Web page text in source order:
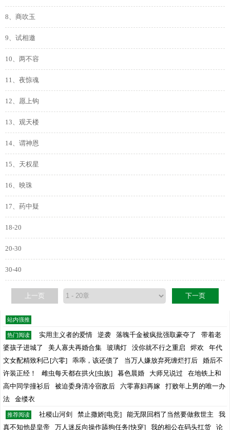
8、商吹玉
9、试相邀
10、两不容
11、夜惊魂
12、愿上钩
13、观天楼
14、谓神恩
15、天权星
16、映珠
17、药中疑
18-20
20-30
30-40
上一页 下一页
站内强推
热门阅读 实用主义者的爱情 逆袭 落魄千金被疯批强取豪夺了
带着老
婆孩子进城了
美人寡夫再婚合集 玻璃灯 没你就不行之重启 烬欢
年代
文女配精致利己[六零]
乖乖，该还债了 当万人嫌放弃死缠烂打后
婚后不
许装正经！
雌虫每天都在拱火[虫族] 暮色晨婚 大师兄说过
在地铁上和
高中同学撞衫后
被迫委身清冷宿敌后 六零寡妇再嫁
打败年上男的唯一办
法
金缕衣
推荐阅读 社稷山河剑 禁止撒娇[电竞] 能无限回档了当然要做救世主
我
真不知他是皇帝
万人迷反向操作舔狗任务[快穿] 我的相公在码头扛货 论